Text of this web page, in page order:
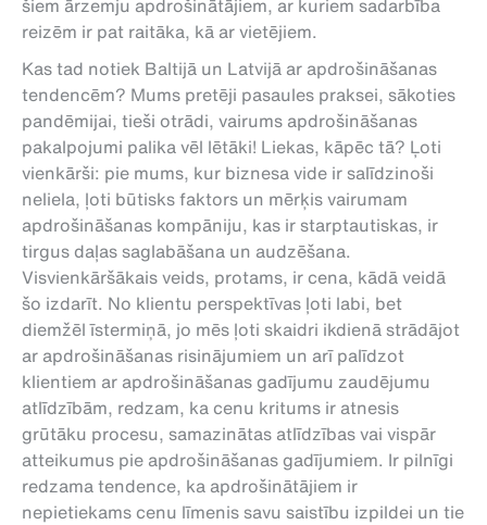
šiem ārzemju apdrošinātājiem, ar kuriem sadarbība
reizēm ir pat raitāka, kā ar vietējiem.
Kas tad notiek Baltijā un Latvijā ar apdrošināšanas
tendencēm? Mums pretēji pasaules praksei, sākoties
pandēmijai, tieši otrādi, vairums apdrošināšanas
pakalpojumi palika vēl lētāki! Liekas, kāpēc tā? Ļoti
vienkārši: pie mums, kur biznesa vide ir salīdzinoši
neliela, ļoti būtisks faktors un mērķis vairumam
apdrošināšanas kompāniju, kas ir starptautiskas, ir
tirgus daļas saglabāšana un audzēšana.
Visvienkāršākais veids, protams, ir cena, kādā veidā
šo izdarīt. No klientu perspektīvas ļoti labi, bet
diemžēl īstermiņā, jo mēs ļoti skaidri ikdienā strādājot
ar apdrošināšanas risinājumiem un arī palīdzot
klientiem ar apdrošināšanas gadījumu zaudējumu
atlīdzībām, redzam, ka cenu kritums ir atnesis
grūtāku procesu, samazinātas atlīdzības vai vispār
atteikumus pie apdrošināšanas gadījumiem. Ir pilnīgi
redzama tendence, ka apdrošinātājiem ir
nepietiekams cenu līmenis savu saistību izpildei un tie